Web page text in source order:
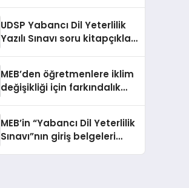
UDSP Yabancı Dil Yeterlilik
Yazılı Sınavı soru kitapçıkları
MEB’den öğretmenlere iklim
değişikliği için farkındalık
MEB’in “Yabancı Dil Yeterlilik
Sınavı”nın giriş belgeleri